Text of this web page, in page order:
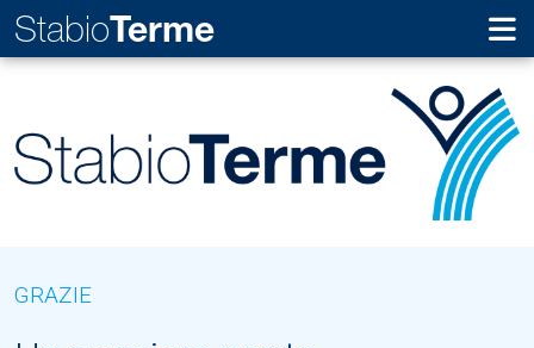
Stabio Terme
GRAZIE